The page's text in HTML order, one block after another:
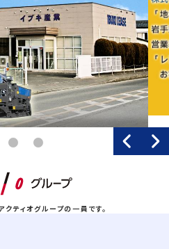
ティオグループの一員です。